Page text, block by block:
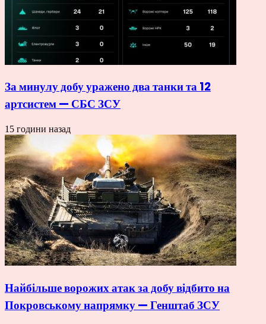
За минулу добу уражено два танки та 12
артсистем — СБС ЗСУ
15 години назад
Найбільше ворожих атак за добу відбито на
Покровському напрямку — Генштаб ЗСУ